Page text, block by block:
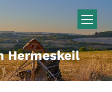
Hermeskeil